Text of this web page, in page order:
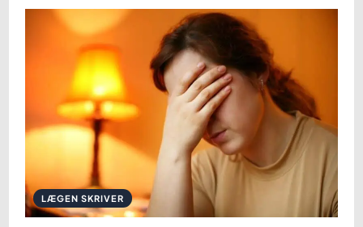
LÆGEN SKRIVER